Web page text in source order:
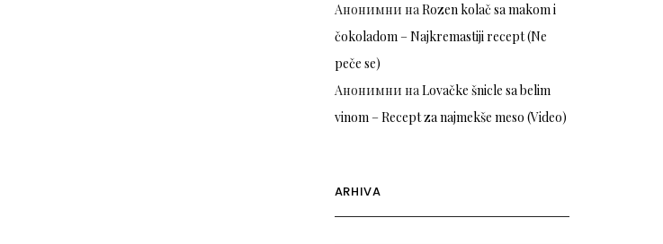
Анонимни наRozen kolač sa makom i
čokoladom – Najkremastiji recept (Ne
peče se)
Анонимни наLovačke šnicle sa belim
vinom – Recept za najmekše meso (Video)
ARHIVA